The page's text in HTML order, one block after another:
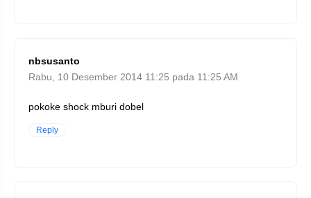
nbsusanto
Rabu, 10 Desember 2014 11:25 pada 11:25 AM
pokoke shock mburi dobel
Reply